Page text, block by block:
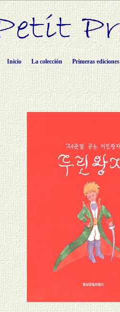
Inicio La colección Primeras ediciones